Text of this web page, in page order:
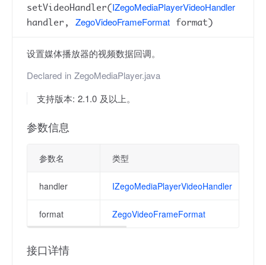
setVideoHandler(IZegoMediaPlayerVideoHandler
handler, ZegoVideoFrameFormat format)
设置媒体播放器的视频数据回调。
Declared in ZegoMediaPlayer.java
支持版本: 2.1.0 及以上。
参数信息
参数名 类型
handler IZegoMediaPlayerVideoHandler
format ZegoVideoFrameFormat
接口详情